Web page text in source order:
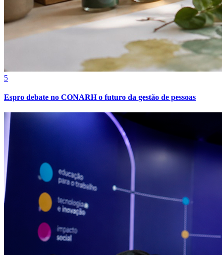
Juventude
5
Espro debate no CONARH o futuro da gestão de pessoas